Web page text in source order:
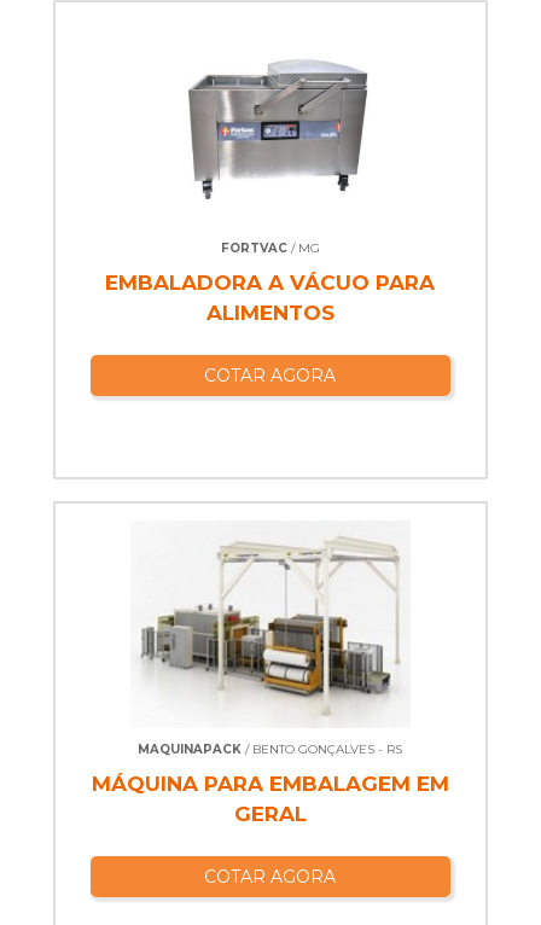
FORTVAC/ MG
EMBALADORA A VÁCUO PARA
ALIMENTOS
COTAR AGORA
MAQUINAPACK / BENTO GONÇALVES - RS
MÁQUINA PARA EMBALAGEM EM
GERAL
COTAR AGORA